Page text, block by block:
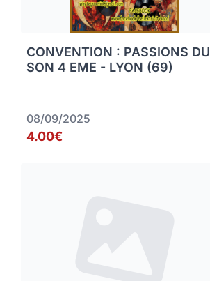
CONVENTION : PASSIONS DU
SON 4 EME - LYON (69)
08/09/2025
4.00€